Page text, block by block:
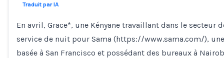
Traduit par IA
En avril, Grace*, une Kényane travaillant dans le secteur
service de nuit pour Sama (https://www.sama.com/),
basée à San Francisco et possédant des bureaux à